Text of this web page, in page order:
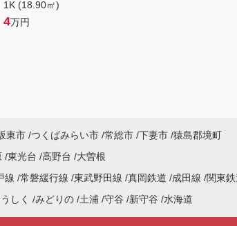
1K (18.90㎡)
4万円
東市 つくばみらい市 常総市 下妻市 猿島郡境町
東光台 高野台
大曽根
線 常磐緩行線 東武野田線 真岡鉄道 成田線 関東
しく みどりの 土浦 守谷 新守谷 水海道